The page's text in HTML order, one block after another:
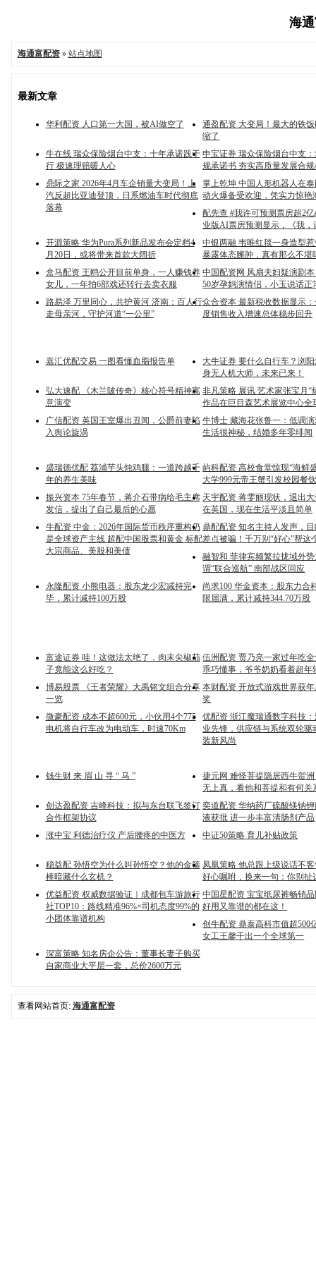
海
海通富配资» 站点地图
最新文章
华利配资 人口第一大国，被AI做空了
通盈配资 大变局！最大的铁
缩了
牛在线 瑞众保险烟台中支：十年承诺践于
行 极速理赔暖人心
申宝证券 瑞众保险烟台中支
规承诺书 夯实高质量发展合
鼎际之家 2026年4月车企销量大变局！上
汽反超比亚迪登顶，日系燃油车时代彻底
落幕
掌上乾坤 中国人形机器人在
动火爆备受欢迎，凭实力惊艳
配先查 #我许可预测票房超2
业版AI票房预测显示，《我，
开源策略 华为Pura系列新品发布会定档4
月20日，或将带来首款大阔折
中银两融 韦唯红毯一身造型
暴露体态臃肿，真有那么不堪
盒马配资 王鸥公开目前单身，一人赚钱养
女儿，一年拍6部戏还转行去卖衣服
中国配资网 风扇夫妇疑演剧
50岁孕妈演情侣，小玉说话正
路易泽 万里同心，共护黄河 济南：百人行
走母亲河，守护河道“一公里”
众合资本 最新税收数据显示
度销售收入增速总体稳步回升
嘉汇优配交易 一图看懂血脂报告单
大牛证券 要什么自行车？浏
身无人机大师，未来已来！
弘大速配 《木兰陂传奇》核心符号精神寓
意演变
非凡策略 展讯 艺术家张宝月“
作品在巨目森艺术展览中心全
广信配资 英国王室爆出丑闻，公爵前妻陷
入舆论旋涡
牛博士 藏海花张鲁一：低调
生活很神秘，结婚多年零绯闻
盛瑞德优配 荔浦芋头炖鸡腿：一道跨越千
年的养生美味
屿科配资 高校食堂惊现“海鲜
大学999元帝王蟹引发校园餐
振兴资本 75年春节，蒋介石带病给毛主席
发信，提出了自己最后的心愿
天宇配资 蒋雯丽现状，退出
在英国，现在生活平淡且简单
牛配资 中金：2026年国际货币秩序重构仍
是全球资产主线 超配中国股票和黄金 标配
大宗商品、美股和美债
鼎配配资 知名主持人发声，
差点被骗！千万别“好心”帮这
融智和 菲律宾频繁拉拢域外
谓“联合巡航” 南部战区回应
永隆配资 小熊电器：股东龙少宏减持完
毕，累计减持100万股
尚求100 华金资本：股东力合
限届满，累计减持344.70万股
富途证券 哇！这做法太绝了，肉末尖椒茄
子竟能这么好吃？
伍洲配资 贾乃亮一家过年吃
乖巧懂事，爷爷奶奶看着超年
博易股票 《王者荣耀》大禹铭文组合分享
一览
本财配资 开放式游戏世界获
奖
微豪配资 成本不超600元，小伙用4个775
电机将自行车改为电动车，时速70Km
优配资 浙江魔瑞通数字科技
业先锋，供应链与系统双轮驱
装新风尚
钱生财 来 眉 山 寻 “ 马 ”
捷元网 难怪菩提隐居西牛贺
无上真，看他和菩提和有何关
创达盈配资 吉峰科技：拟与东台联飞签订
合作框架协议
奕道配资 华纳药厂硫酸镁钠
液获批 进一步丰富清肠剂产品
涨中宝 利德治疗仪 产后腰疼的中医方
中证50策略 育儿补贴政策
稳益配 孙悟空为什么叫孙悟空？他的金箍
棒暗藏什么玄机？
凤凰策略 他总跟上级说话不
好心嘱咐，换来一句：你别扯
优益配资 权威数据验证｜成都包车游旅行
社TOP10：路线精准96%×司机态度99%的
小团体靠谱机构
中国星配资 宝宝纸尿裤畅销
好用又靠谱的都在这！
创牛配资 鼎泰高科市值超500
女工王馨干出一个全球第一
深富策略 知名房企公告：董事长妻子购买
自家商业大平层一套，总价2600万元
查看网站首页: 海通富配资